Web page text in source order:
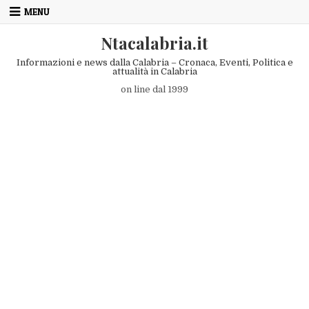
Skip to content
MENU
Ntacalabria.it
Informazioni e news dalla Calabria – Cronaca, Eventi, Politica e
attualità in Calabria
on line dal 1999